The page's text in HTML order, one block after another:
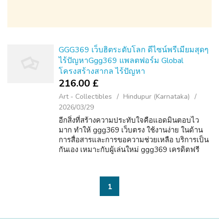
GGG369 เว็บฮิตระดับโลก ดีไซน์พรีเมียมสุดๆ
ไร้ปัญหาGgg369 แพลตฟอร์ม Global
โครงสร้างสากล ไร้ปัญหา
216.00 £
Art - Collectibles
Hindupur (Karnataka)
2026/03/29
อีกสิ่งที่สร้างความประทับใจคือแอดมินตอบไว
มาก ทำให้ ggg369 เว็บตรง ใช้งานง่าย ในด้าน
การสื่อสารและการขอความช่วยเหลือ บริการเป็น
กันเอง เหมาะกับผู้เล่นใหม่ ggg369 เครดิตฟรี
1